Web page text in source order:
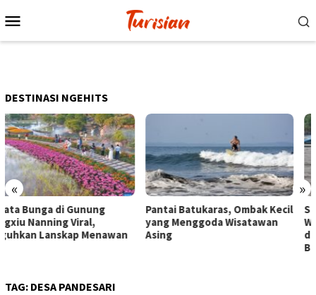
ke
Mobile
DESTINASI NGEHITS
« »
Pantai Batukaras, Ombak Kecil
yang Menggoda Wisatawan
Asing
Senja di Pantai Pangandaran,
Wisatawan Menikmati Sore
dengan Bermain hingga
TAG: DESA PANDESARI